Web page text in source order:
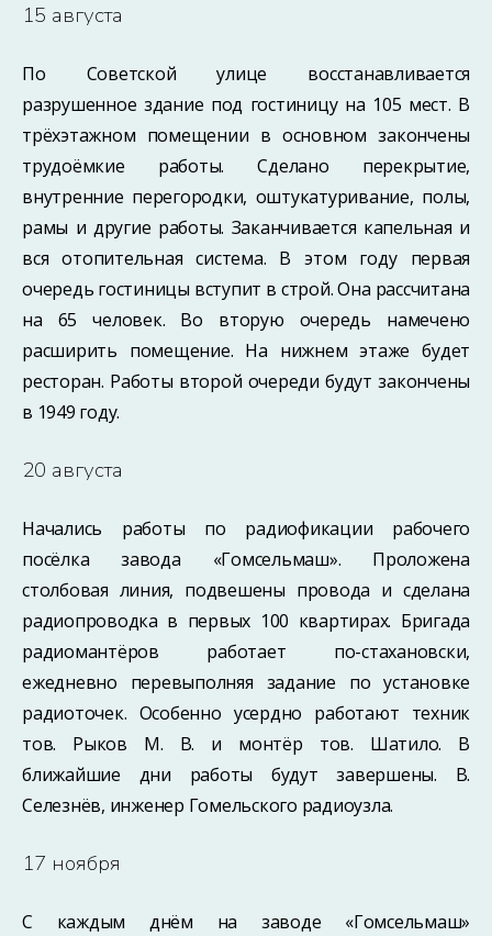
15 августа
По Советской улице восстанавливается
разрушенное здание под гостиницу на 105 мест. В
трёхэтажном помещении в основном закончены
трудоёмкие работы. Сделано перекрытие,
внутренние перегородки, оштукатуривание, полы,
рамы и другие работы. Заканчивается капельная и
вся отопительная система. В этом году первая
очередь гостиницы вступит в строй. Она рассчитана
на 65 человек. Во вторую очередь намечено
расширить помещение. На нижнем этаже будет
ресторан. Работы второй очереди будут закончены
в 1949 году.
20 августа
Начались работы по радиофикации рабочего
посёлка завода «Гомсельмаш». Проложена
столбовая линия, подвешены провода и сделана
радиопроводка в первых 100 квартирах. Бригада
радиомантёров работает по-стахановски,
ежедневно перевыполняя задание по установке
радиоточек. Особенно усердно работают техник
тов. Рыков М. В. и монтёр тов. Шатило. В
ближайшие дни работы будут завершены. В.
Селезнёв, инженер Гомельского радиоузла.
17 ноября
С каждым днём на заводе «Гомсельмаш»